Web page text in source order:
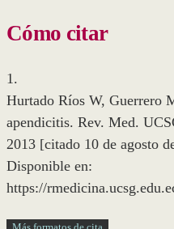
Cómo citar
1.
Hurtado Ríos W, Guerrero
apendicitis. Rev. Med.
2013 [citado 10 de agosto
Disponible en:
https://